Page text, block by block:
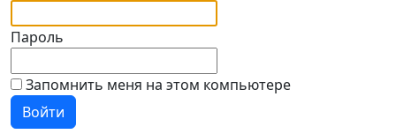
Пароль
Запомнить меня на этом компьютере